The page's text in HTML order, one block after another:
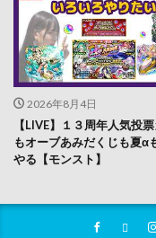
2026年8月4日
【LIVE】１３周年人気投
もオーブあみだくじも夏α
やる【モンスト】